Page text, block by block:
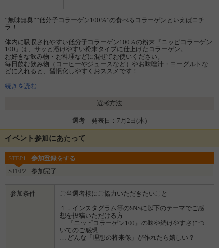
”無味無臭””低分子コラーゲン100％”の食べるコラーゲンといえばコチ
ラ！
体内に吸収されやすい低分子コラーゲン100％の粉末『ニッピコラーゲン
100』は、サッと溶けやすい粉末タイプに仕上げたコラーゲン。
お好きな飲み物・お料理などに混ぜてお使いください。
毎日飲む飲み物（コーヒーやジュースなど）やお味噌汁・ヨーグルトな
どに入れると、習慣化しやすくおススメです！
また、卵料理や炒め物、カレーやハンバーグ・ドレッシングなど、お料
アイデアひとつで使い方が広がります。
続きを読む
選考方法
選考 発表日：7月2日(木)
イベント参加にあたって
STEP1
参加登録をする
STEP2
参加完了
参加条件
ご当選者様にご協力いただきたいこと
１．インスタグラム等のSNSに以下のテーマでご感
想を投稿いただける方
… 『ニッピコラーゲン100』の味や続けやすさにつ
いてのご感想
… どんな「理想の将来像」が作れたら嬉しい？